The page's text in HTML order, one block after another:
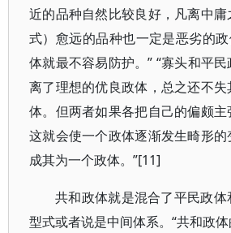
近的品种自然比较良好，凡离中
式）愈远的品种也一定是恶劣的政
体就最不容易防护。” “寡头和平
离了理想的优良政体，总之还不
体。但两者如果各把自己的偏颇主
这就会使一个政体逐渐发生畸形
成其为一个政体。”[11]
共和政体就是混合了平民政
型式或者说是中间体系。“共和政